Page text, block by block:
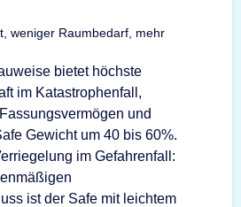
weniger Raumbedarf, mehr
bietet höchste
im Katastrophenfall,
und
Gewicht um 40 bis 60%.
im Gefahrenfall:
ist der Safe mit leichtem